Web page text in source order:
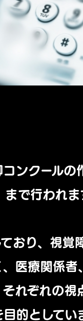
ンクール
で行われま
おり、視覚
医療関係者
れぞれの視
的としてい